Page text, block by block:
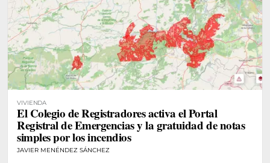
VIVIENDA
El Colegio de Registradores activa el Portal
Registral de Emergencias y la gratuidad de notas
simples por los incendios
JAVIER MENÉNDEZ SÁNCHEZ